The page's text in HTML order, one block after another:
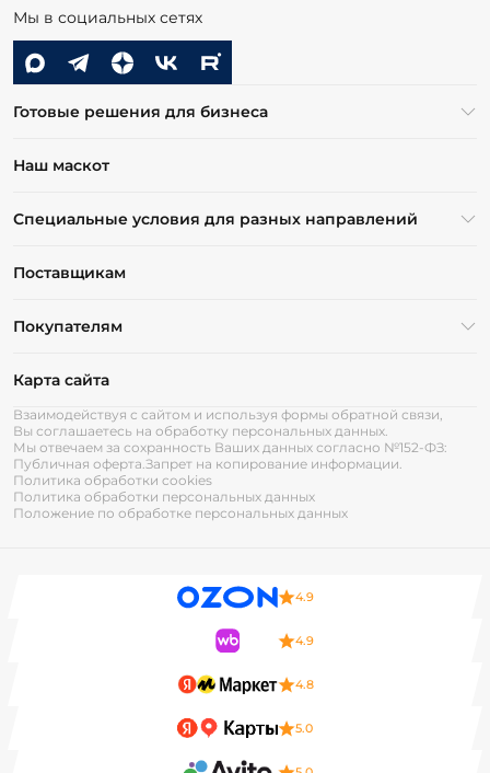
Мы в социальных сетях
Готовые решения для бизнеса
Наш маскот
Специальные условия для разных направлений
Поставщикам
Покупателям
Карта сайта
Взаимодействуя с сайтом и используя формы обратной связи,
Вы соглашаетесь на обработку персональных данных.
Мы отвечаем за сохранность Ваших данных согласно №152-ФЗ:
Публичная оферта.Запрет на копирование информации.
Политика обработки cookies
Политика обработки персональных данных
Положение по обработке персональных данных
4.9
4.9
4.8
5.0